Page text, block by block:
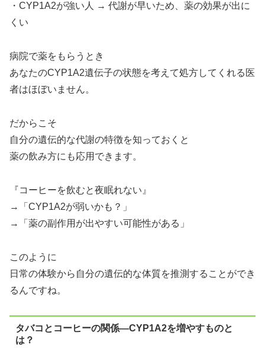
・CYP1A2が強い人 → 代謝が早いため、薬の効果が出に
くい
病院で薬をもらうとき
あなたのCYP1A2遺伝子の状態を考えて処方してくれる医
者はほぼいません。
だからこそ
自分の遺伝的な代謝の特徴を知っておくと
薬の飲み方にも応用できます。
『コーヒーを飲むと夜眠れない』
→「CYP1A2が弱いかも？」
→「薬の副作用が出やすい可能性がある」
このように
日常の体験から自分の遺伝的な体質を推測することができ
るんですね。
タバコとコーヒーの関係—CYP1A2を増やすものと
は？